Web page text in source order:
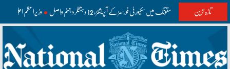
تازہ ترین واشک اور مستونگ میں سکیورٹی فورسز کے آپریشنز، 12 دہشتگرد جہنم واصل وزیراعظم اعلیٰ